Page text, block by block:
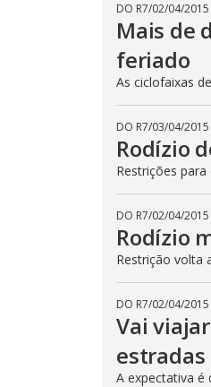
DO R7/02/04/2015
Mais de
feriado
As ciclofaixas
DO R7/03/04/2015
Rodízio
Restrições
DO R7/02/04/2015
Rodízio
Restrição volta
DO R7/02/04/2015
Vai
estradas
A expectativa é